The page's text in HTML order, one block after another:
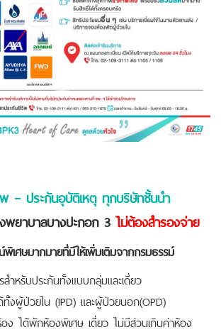
– ประกันอุบัติเหตุ ทุกบริษัทชั้นนำ
พยาบาลบางปะกอก 3 ไม่ต้องสำรองจ่าย
เศษมากมายที่มีให้เพิ่มเติมจากกรมธรรม์
ำหรับประกันทั้งแบบกลุ่มและเดี่ยว
ทั้งผู้ป่วยใน (IPD) และผู้ป่วยนอก(OPD)
อง ได้พักห้องพิเศษ เดี่ยว ไม่มีส่วนเกินค่าห้อง